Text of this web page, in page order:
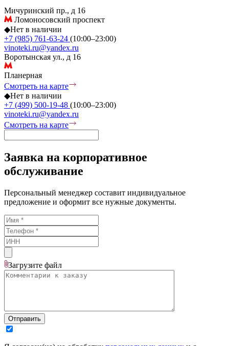
Мичуринский пр., д 16
Ломоносовский проспект
◆Нет в наличии
+7 (985) 761-63-24 (10:00–23:00)
vinoteki.ru@yandex.ru
Воротынская ул., д 16
Планерная
Смотреть на карте
◆Нет в наличии
+7 (499) 500-19-48 (10:00–23:00)
vinoteki.ru@yandex.ru
Смотреть на карте
Заявка на корпоративное
обслуживание
Персональный менеджер составит индивидуальное
предложение и оформит все нужные документы.
Загрузите файл
Отправить